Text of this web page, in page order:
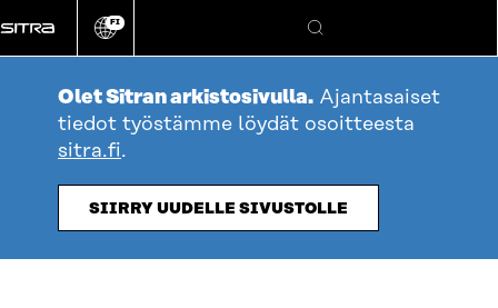
suoraan
sisältöön
Vaihda
kieli
FI
Hae
Olet Sitran arkistosivulla. Ajantasaiset
tiedot työstämme löydät osoitteesta
sitra.fi.
SIIRRY UUDELLE SIVUSTOLLE